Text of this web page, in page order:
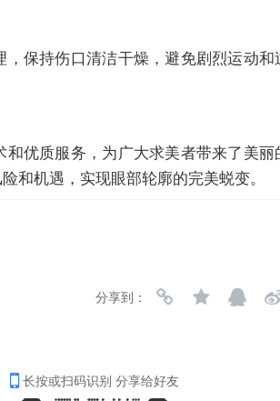
保持伤口清洁干燥，避免剧烈运动
优质服务，为广大求美者带来了美
和机遇，实现眼部轮廓的完美蜕变。
分享到：
长按或扫码识别 分享给好友